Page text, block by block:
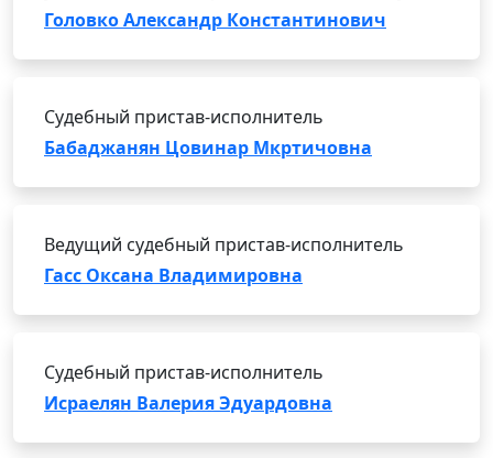
Головко Александр Константинович
Судебный пристав-исполнитель
Бабаджанян Цовинар Мкртичовна
Ведущий судебный пристав-исполнитель
Гасс Оксана Владимировна
Судебный пристав-исполнитель
Исраелян Валерия Эдуардовна